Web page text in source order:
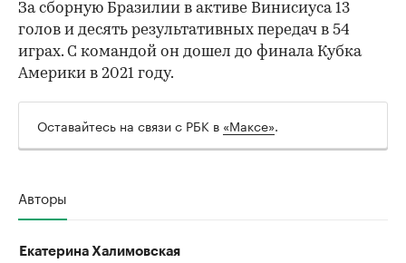
За сборную Бразилии в активе Винисиуса 13
голов и десять результативных передач в 54
играх. С командой он дошел до финала Кубка
Америки в 2021 году.
Оставайтесь на связи с РБК в «Максе».
Авторы
Екатерина Халимовская